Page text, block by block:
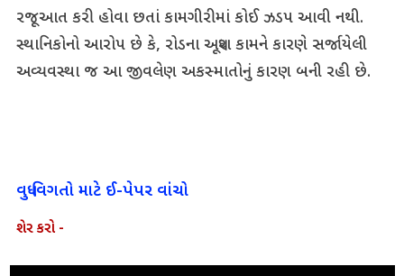
રજૂઆત કરી હોવા છતાં કામગીરીમાં કોઈ ઝડપ આવી નથી.
સ્થાનિકોનો આરોપ છે કે, રોડના અધૂરા કામને કારણે સર્જાયેલી
અવ્યવસ્થા જ આ જીવલેણ અકસ્માતોનું કારણ બની રહી છે.
વધુ વિગતો માટે ઈ-પેપર વાંચો
શેર કરો -